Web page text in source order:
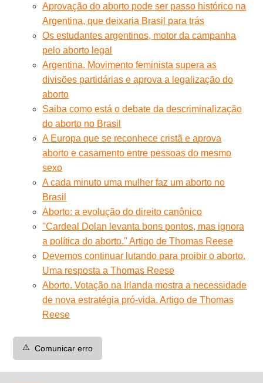
Aprovação do aborto pode ser passo histórico na
Argentina, que deixaria Brasil para trás
Os estudantes argentinos, motor da campanha
pelo aborto legal
Argentina. Movimento feminista supera as
divisões partidárias e aprova a legalização do
aborto
Saiba como está o debate da descriminalização
do aborto no Brasil
A Europa que se reconhece cristã e aprova
aborto e casamento entre pessoas do mesmo
sexo
A cada minuto uma mulher faz um aborto no
Brasil
Aborto: a evolução do direito canônico
''Cardeal Dolan levanta bons pontos, mas ignora
a política do aborto.'' Artigo de Thomas Reese
Devemos continuar lutando para proibir o aborto.
Uma resposta a Thomas Reese
Aborto. Votação na Irlanda mostra a necessidade
de nova estratégia pró-vida. Artigo de Thomas
Reese
⚠️ Comunicar erro